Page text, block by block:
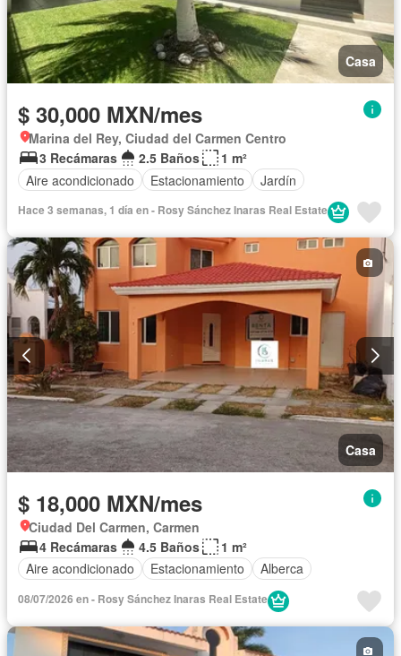
Casa
$ 30,000 MXN/mes
Marina del Rey, Ciudad del Carmen Centro
3 Recámaras
2.5 Baños
1 m²
Aire acondicionado
Estacionamiento Jardín
Hace 3 semanas, 1 día en - Rosy Sánchez Inaras Real Estate
Casa
$ 18,000 MXN/mes
Ciudad Del Carmen, Carmen
4 Recámaras
4.5 Baños
1 m²
Aire acondicionado
Estacionamiento Alberca
08/07/2026 en - Rosy Sánchez Inaras Real Estate